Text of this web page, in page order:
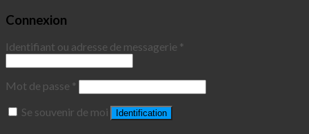
Connexion
Identifiant ou adresse de messagerie *
Mot de passe *
Se souvenir de moi
Identification